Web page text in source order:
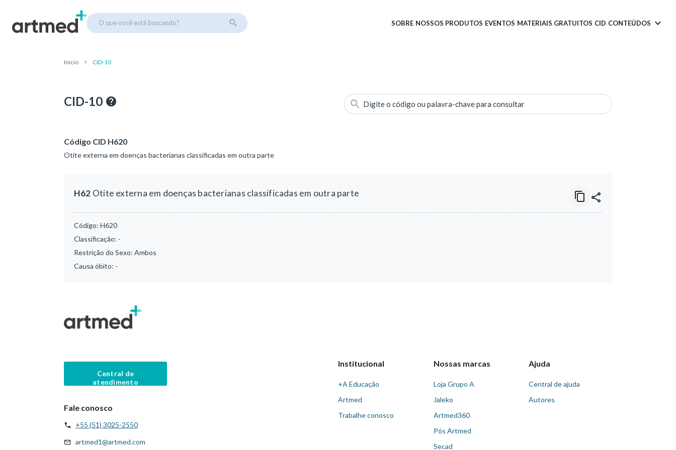
O que você está buscando? SOBRE NOSSOS PRODUTOS EVENTOS MATERIAIS GRATUITOS CID CONTEÚDOS
Início CID-10
CID-10 Digite o código ou palavra-chave para consultar
Código CID H620
Otite externa em doenças bacterianas classificadas em outra parte
H62 Otite externa em doenças bacterianas classificadas em outra parte
Código: H620
Classificação: -
Restrição do Sexo: Ambos
Causa óbito: -
Central de
atendimento
Fale conosco
+55 (51) 3025-2550
artmed1@artmed.com
Institucional
+A Educação
Artmed
Trabalhe conosco
Nossas marcas
Loja Grupo A
Jaleko
Artmed360
Pós Artmed
Secad
Ajuda
Central de ajuda
Autores